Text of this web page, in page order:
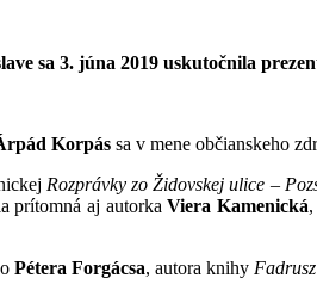
sa 3. júna 2019 uskutočnila
Korpás sa v mene občianskeho
Rozprávky zo Židovskej ulice –
prítomná aj autorkaViera Kamenická
Pétera Forgácsa, autora knihy Fadrusz